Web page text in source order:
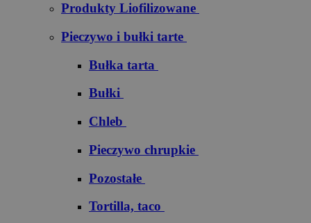
Produkty Liofilizowane
Pieczywo i bułki tarte
Bułka tarta
Bułki
Chleb
Pieczywo chrupkie
Pozostałe
Tortilla, taco